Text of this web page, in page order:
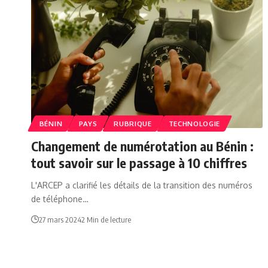
BÉNIN PAYS RUBRIQUE TECHNOLOGIE
Changement de numérotation au Bénin :
tout savoir sur le passage à 10 chiffres
L'ARCEP a clarifié les détails de la transition des numéros
de téléphone…
27 mars 20242 Min de lecture